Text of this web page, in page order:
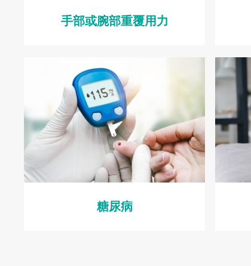
手部或腕部重覆用力
糖尿病